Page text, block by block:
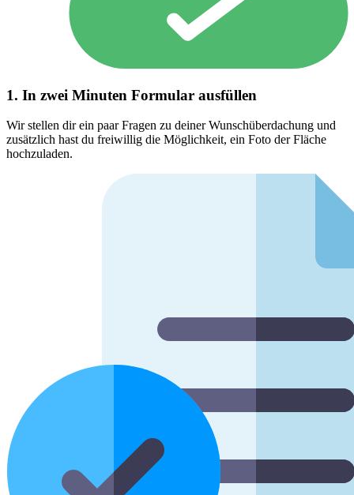
1. In zwei Minuten Formular ausfüllen
Wir stellen dir ein paar Fragen zu deiner Wunschüberdachung und
zusätzlich hast du freiwillig die Möglichkeit, ein Foto der Fläche
hochzuladen.